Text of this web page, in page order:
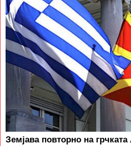
Земјава повторно на